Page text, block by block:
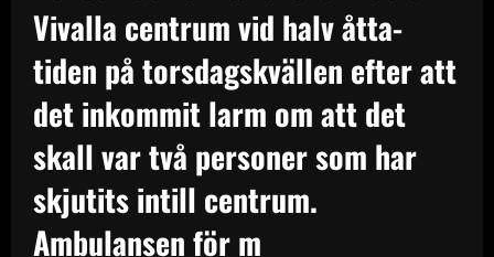
Vivalla centrum vid halv åtta-
tiden på torsdagskvällen efter att
det inkommit larm om att det
skall var två personer som har
skjutits intill centrum.
Ambulansen för m